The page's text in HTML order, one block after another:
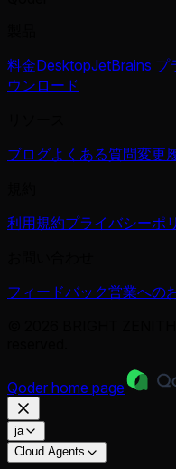
料金DesktopJetBrains プ
ウンロード
ブログよくある質問変更
利用規約プライバシーポ
フィードバック営業への
Qoder home page
ja
Cloud Agents